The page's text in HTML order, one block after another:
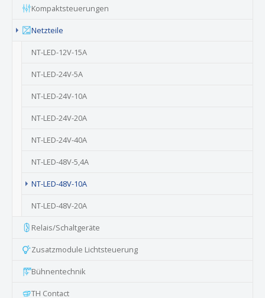
Kompaktsteuerungen
Netzteile
NT-LED-12V-15A
NT-LED-24V-5A
NT-LED-24V-10A
NT-LED-24V-20A
NT-LED-24V-40A
NT-LED-48V-5,4A
NT-LED-48V-10A(current)
NT-LED-48V-20A
Relais/Schaltgeräte
Zusatzmodule Lichtsteuerung
Bühnentechnik
TH Contact